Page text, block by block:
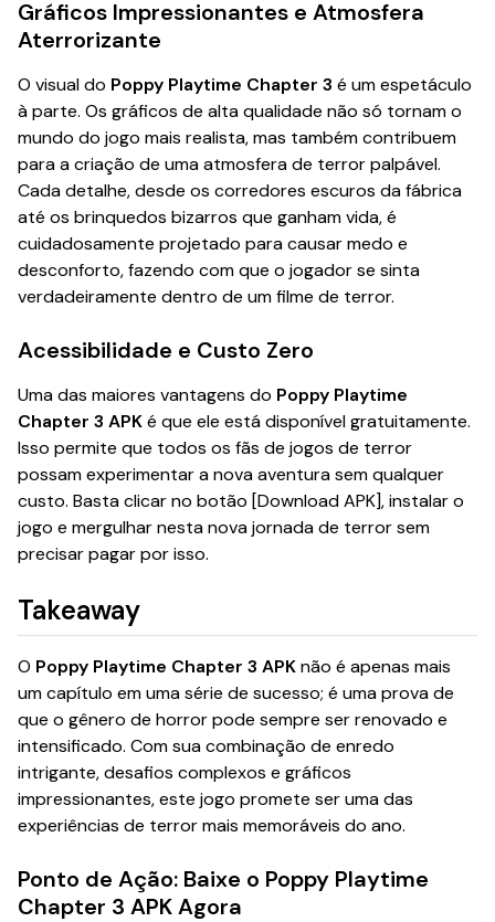
Gráficos Impressionantes e Atmosfera
Aterrorizante
O visual do Poppy Playtime Chapter 3 é um espetáculo
à parte. Os gráficos de alta qualidade não só tornam o
mundo do jogo mais realista, mas também contribuem
para a criação de uma atmosfera de terror palpável.
Cada detalhe, desde os corredores escuros da fábrica
até os brinquedos bizarros que ganham vida, é
cuidadosamente projetado para causar medo e
desconforto, fazendo com que o jogador se sinta
verdadeiramente dentro de um filme de terror.
Acessibilidade e Custo Zero
Uma das maiores vantagens do Poppy Playtime
Chapter 3 APKé que ele está disponível gratuitamente.
Isso permite que todos os fãs de jogos de terror
possam experimentar a nova aventura sem qualquer
custo. Basta clicar no botão [Download APK], instalar o
jogo e mergulhar nesta nova jornada de terror sem
precisar pagar por isso.
Takeaway
O Poppy Playtime Chapter 3 APKnão é apenas mais
um capítulo em uma série de sucesso; é uma prova de
que o gênero de horror pode sempre ser renovado e
intensificado. Com sua combinação de enredo
intrigante, desafios complexos e gráficos
impressionantes, este jogo promete ser uma das
experiências de terror mais memoráveis do ano.
Ponto de Ação: Baixe o Poppy Playtime
Chapter 3 APK Agora